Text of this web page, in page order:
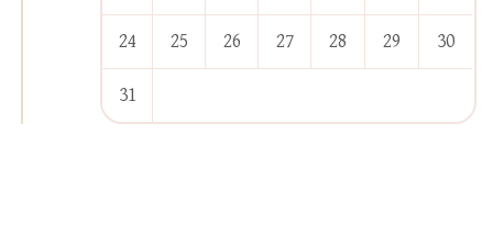
24 25 26 27 28 29 30
31